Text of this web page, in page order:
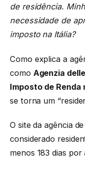
de residência.
necessidade de
imposto na Itália?
Como explica a
como Agenzia
Imposto de Renda
se torna um
O site da agência
considerado
menos 183 dias